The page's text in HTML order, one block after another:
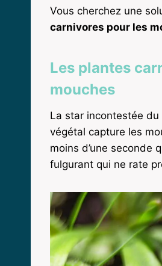
Vous cherchez une
carnivores pour les
Les plantes
mouches
La star incontestée du
végétal capture les
moins d’une seconde
fulgurant qui ne rate